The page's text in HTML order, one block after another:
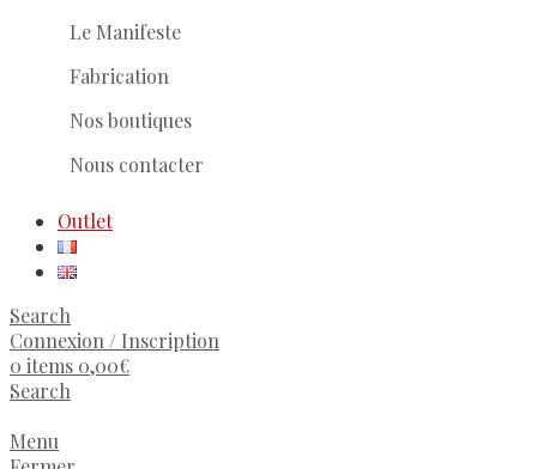
Le Manifeste
Fabrication
Nos boutiques
Nous contacter
Outlet
Search
Connexion / Inscription
0 items 0,00€
Search
Menu